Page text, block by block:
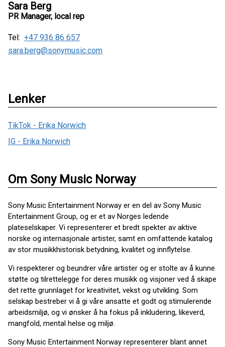
Sara Berg
PR Manager, local rep
Tel: +47 936 86 657
sara.berg@sonymusic.com
Lenker
TikTok - Erika Norwich
IG - Erika Norwich
Om Sony Music Norway
Sony Music Entertainment Norway er en del av Sony Music
Entertainment Group, og er et av Norges ledende
plateselskaper. Vi representerer et bredt spekter av aktive
norske og internasjonale artister, samt en omfattende katalog
av stor musikkhistorisk betydning, kvalitet og innflytelse.
Vi respekterer og beundrer våre artister og er stolte av å kunne
støtte og tilrettelegge for deres musikk og visjoner ved å skape
det rette grunnlaget for kreativitet, vekst og utvikling. Som
selskap bestreber vi å gi våre ansatte et godt og stimulerende
arbeidsmiljø, og vi ønsker å ha fokus på inkludering, likeverd,
mangfold, mental helse og miljø.
Sony Music Entertainment Norway representerer blant annet